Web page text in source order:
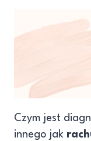
Czym jest
innego jak